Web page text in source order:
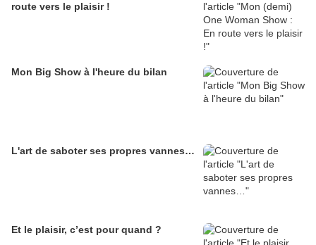
route vers le plaisir !
Mon Big Show à l'heure du bilan
L'art de saboter ses propres vannes…
Et le plaisir, c’est pour quand ?